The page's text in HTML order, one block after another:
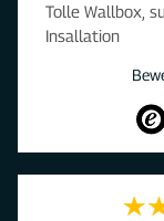
Tolle Wallbox,
Insallation